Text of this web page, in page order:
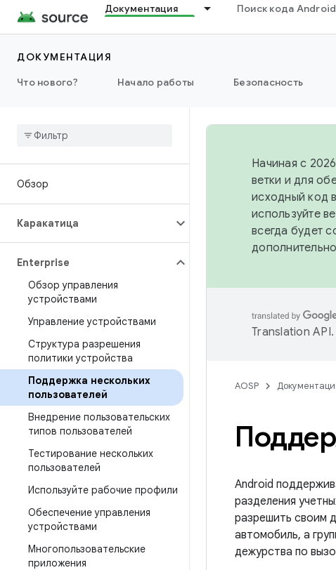
Документация Поиск кода Android
ДОКУМЕНТАЦИЯ
Что нового?
Начало работы Безопасность
Обзор
Каракатица
Enterprise
Обзор управления
устройствами
Управление устройствами
Структура разрешения
политики устройства
Поддержка нескольких
пользователей
Внедрение пользовательских
типов пользователей
Тестирование нескольких
пользователей
Используйте рабочие профили
Обеспечение управления
устройствами
Многопользовательские
приложения
Начиная с
ветки и для
исходный код
используйте
всегда будет
Translation API.
AOSP
Android
разделения
разрешить своим
автомобиль, а
дежурства по